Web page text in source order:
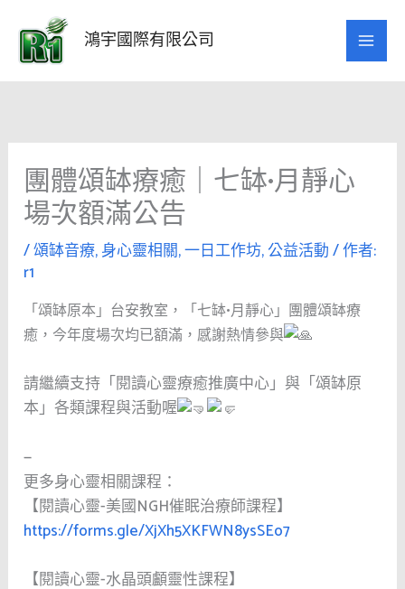
要
鴻宇國際有限公司
團體頌缽療癒｜七缽•月靜心
場次額滿公告
/頌缽音療,身心靈相關,一日工作坊,公益活動/ 作者:
r1
「頌缽原本」台安教室，「七缽•月靜心」團體頌缽療
癒，今年度場次均已額滿，感謝熱情參與
請繼續支持「閱讀心靈療癒推廣中心」與「頌缽原
本」各類課程與活動喔
—
更多身心靈相關課程：
【閱讀心靈-美國NGH催眠治療師課程】
https://forms.gle/XjXh5XKFWN8ysSEo7
【閱讀心靈-水晶頭顱靈性課程】